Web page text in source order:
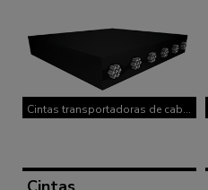
Cintas transportadoras de cable